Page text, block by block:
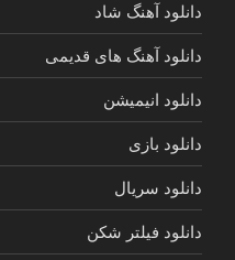
دانلود آهنگ شاد
دانلود آهنگ های قدیمی
دانلود انیمیشن
دانلود بازی
دانلود سریال
دانلود فیلتر شکن